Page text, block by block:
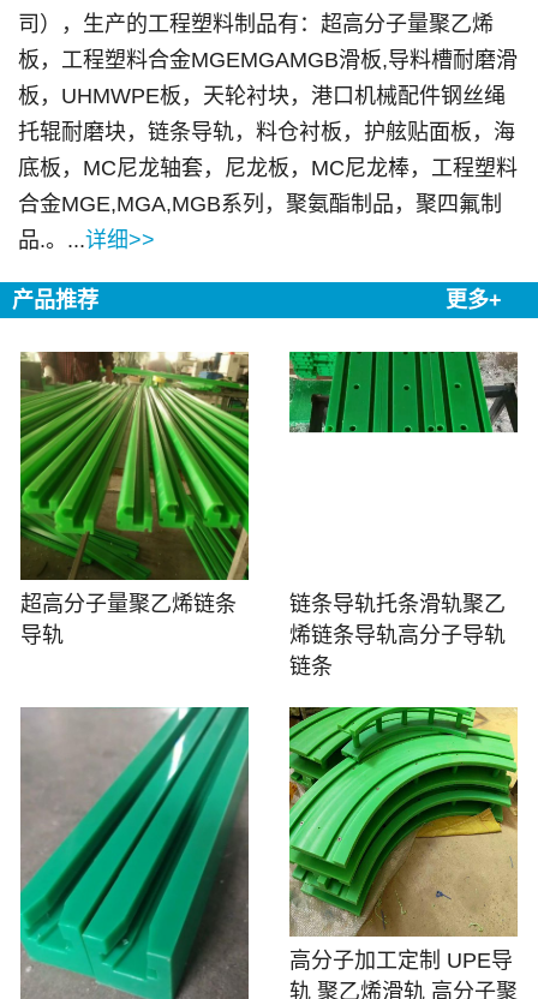
司），生产的工程塑料制品有：超高分子量聚乙烯
板，工程塑料合金MGEMGAMGB滑板,导料槽耐磨滑
板，UHMWPE板，天轮衬块，港口机械配件钢丝绳
托辊耐磨块，链条导轨，料仓衬板，护舷贴面板，海
底板，MC尼龙轴套，尼龙板，MC尼龙棒，工程塑料
合金MGE,MGA,MGB系列，聚氨酯制品，聚四氟制
品.。...详细>>
产品推荐 更多+
超高分子量聚乙烯链条
导轨
链条导轨托条滑轨聚乙
烯链条导轨高分子导轨
链条
高分子加工定制 UPE导
轨 聚乙烯滑轨 高分子聚